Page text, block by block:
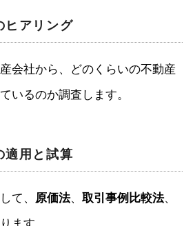
ヒアリング
会社から、どのくらいの不動産
いるのか調査します。
適用と試算
て、 原価法、 取引事例比較法、